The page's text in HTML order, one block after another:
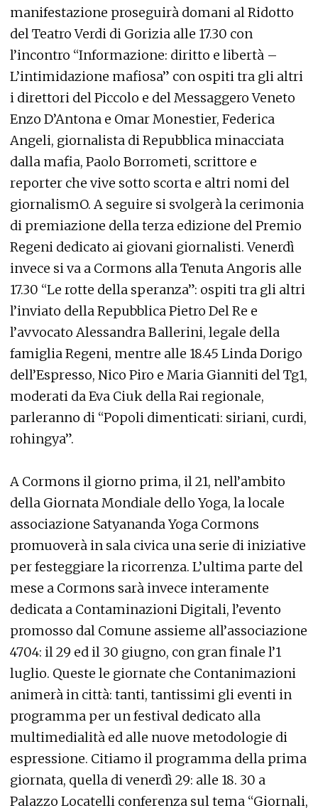
manifestazione proseguirà domani al Ridotto
del Teatro Verdi di Gorizia alle 17.30 con
l’incontro “Informazione: diritto e libertà –
L’intimidazione mafiosa” con ospiti tra gli altri
i direttori del Piccolo e del Messaggero Veneto
Enzo D’Antona e Omar Monestier, Federica
Angeli, giornalista di Repubblica minacciata
dalla mafia, Paolo Borrometi, scrittore e
reporter che vive sotto scorta e altri nomi del
giornalismO. A seguire si svolgerà la cerimonia
di premiazione della terza edizione del Premio
Regeni dedicato ai giovani giornalisti. Venerdì
invece si va a Cormons alla Tenuta Angoris alle
17.30 “Le rotte della speranza”: ospiti tra gli altri
l’inviato della Repubblica Pietro Del Re e
l’avvocato Alessandra Ballerini, legale della
famiglia Regeni, mentre alle 18.45 Linda Dorigo
dell’Espresso, Nico Piro e Maria Gianniti del Tg1,
moderati da Eva Ciuk della Rai regionale,
parleranno di “Popoli dimenticati: siriani, curdi,
rohingya”.
A Cormons il giorno prima, il 21, nell’ambito
della Giornata Mondiale dello Yoga, la locale
associazione Satyananda Yoga Cormons
promuoverà in sala civica una serie di iniziative
per festeggiare la ricorrenza. L’ultima parte del
mese a Cormons sarà invece interamente
dedicata a Contaminazioni Digitali, l’evento
promosso dal Comune assieme all’associazione
4704: il 29 ed il 30 giugno, con gran finale l’1
luglio. Queste le giornate che Contanimazioni
animerà in città: tanti, tantissimi gli eventi in
programma per un festival dedicato alla
multimedialità ed alle nuove metodologie di
espressione. Citiamo il programma della prima
giornata, quella di venerdì 29: alle 18. 30 a
Palazzo Locatelli conferenza sul tema “Giornali,